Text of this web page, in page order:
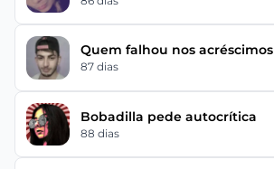
Quem falhou nos acréscimos
87 dias
Bobadilla pede autocrítica
88 dias